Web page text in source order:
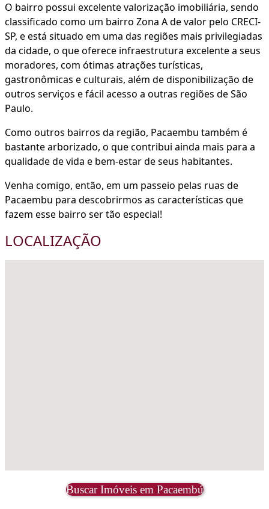
O bairro possui excelente valorização imobiliária, sendo
classificado como um bairro Zona A de valor pelo CRECI-
SP, e está situado em uma das regiões mais privilegiadas
da cidade, o que oferece infraestrutura excelente a seus
moradores, com ótimas atrações turísticas,
gastronômicas e culturais, além de disponibilização de
outros serviços e fácil acesso a outras regiões de São
Paulo.
Como outros bairros da região, Pacaembu também é
bastante arborizado, o que contribui ainda mais para a
qualidade de vida e bem-estar de seus habitantes.
Venha comigo, então, em um passeio pelas ruas de
Pacaembu para descobrirmos as características que
fazem esse bairro ser tão especial!
LOCALIZAÇÃO
Buscar Imóveis em Pacaembú